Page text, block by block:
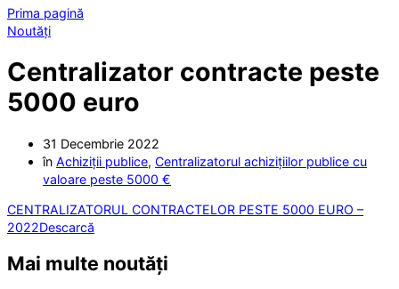
Prima pagină
Noutăți
Centralizator contracte peste
5000 euro
31 Decembrie 2022
în Achiziții publice, Centralizatorul achizițiilor publice cu
valoare peste 5000 €
CENTRALIZATORUL CONTRACTELOR PESTE 5000 EURO –
2022Descarcă
Mai multe noutăți